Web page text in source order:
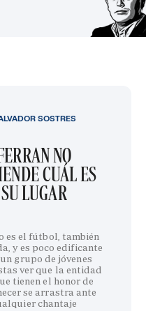
NO
CUÁL ES
SU LUGAR
es el fútbol, también
y es poco edificante
grupo de jóvenes
ver que la entidad
tienen el honor de
se arrastra ante
chantaje
SOSTRES